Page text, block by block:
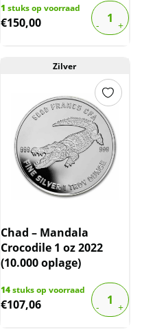
1 stuks op voorraad
€150,00
Zilver
Chad – Mandala
Crocodile 1 oz 2022
(10.000 oplage)
14stuks op voorraad
€107,06